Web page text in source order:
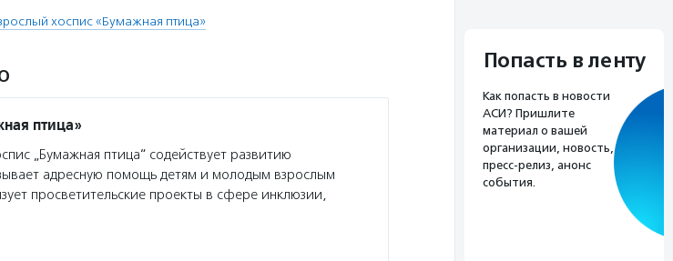
хоспис «Бумажная птица»
птица»
„Бумажная птица“ содействует развитию
адресную помощь детям и молодым взрослым
просветительские проекты в сфере инклюзии,
Попасть в ленту
Как попасть в новости
АСИ? Пришлите
материал о вашей
организации, новость,
пресс-релиз, анонс
события.